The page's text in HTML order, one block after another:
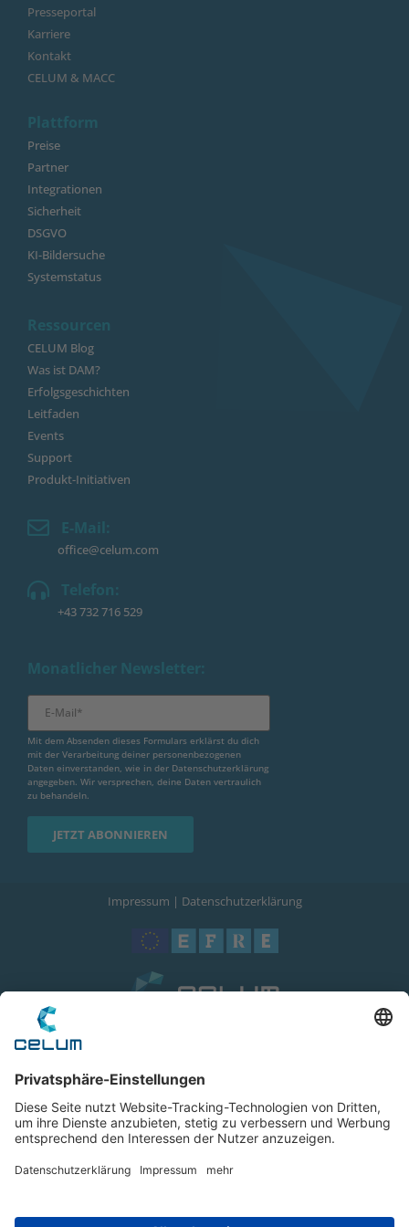
Presseportal
Karriere
Kontakt
CELUM & MACC
Plattform
Preise
Partner
Integrationen
Sicherheit
DSGVO
KI-Bildersuche
Systemstatus
Ressourcen
CELUM Blog
Was ist DAM?
Erfolgsgeschichten
Leitfaden
Events
Support
Produkt-Initiativen
E-Mail:
office@celum.com
Telefon:
+43 732 716 529
Monatlicher Newsletter:
Mit dem Absenden dieses Formulars erklärst du dich
mit der Verarbeitung deiner personenbezogenen
Daten einverstanden, wie in der Datenschutzerklärung
angegeben. Wir versprechen, deine Daten vertraulich
zu behandeln.
Impressum | Datenschutzerklärung